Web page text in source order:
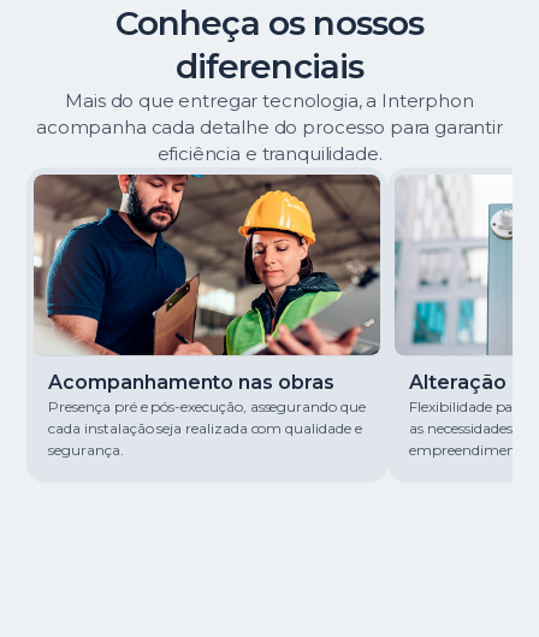
Conheça os nossos
diferenciais
Mais do que entregar tecnologia, a Interphon
acompanha cada detalhe do processo para garantir
eficiência e tranquilidade.
Acompanhamento nas obras
Presença pré e pós-execução, assegurando que
cada instalação seja realizada com qualidade e
segurança.
Alteração
Flexibilidade para
as necessidades
empreendimento.